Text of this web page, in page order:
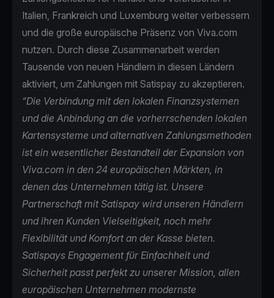
Italien, Frankreich und Luxemburg weiter verbessern
und die große europäische Präsenz von Viva.com
nutzen. Durch diese Zusammenarbeit werden
Tausende von neuen Händlern in diesen Ländern
aktiviert, um Zahlungen mit Satispay zu akzeptieren.
“Die Verbindung mit den lokalen Finanzsystemen
und die Anbindung an die vorherrschenden lokalen
Kartensysteme und alternativen Zahlungsmethoden
ist ein wesentlicher Bestandteil der Expansion von
Viva.com in den 24 europäischen Märkten, in
denen das Unternehmen tätig ist. Unsere
Partnerschaft mit Satispay wird unseren Händlern
und ihren Kunden Vielseitigkeit, noch mehr
Flexibilität und Komfort an der Kasse bieten.
Satispays Engagement für Einfachheit und
Sicherheit passt perfekt zu unserer Mission, allen
europäischen Unternehmen modernste